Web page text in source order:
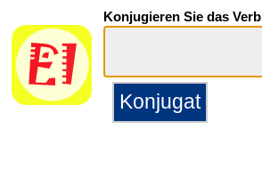
Konjugieren Sie das Verb